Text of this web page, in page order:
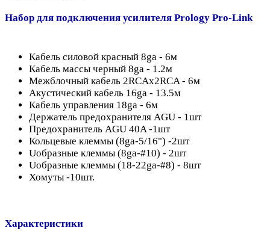
Набор для подключения усилителя Prology Pro-Link
Кабель силовой красный 8ga - 6м
Кабель массы черный 8ga - 1.2м
Межблочный кабель 2RCAx2RCA - 6м
Акустический кабель 16ga - 13.5м
Кабель управления 18ga - 6м
Держатель предохранителя AGU - 1шт
Предохранитель AGU 40A -1шт
Кольцевые клеммы (8ga-5/16") -2шт
Uобразные клеммы (8ga-#10) - 2шт
Uобразные клеммы (18-22ga-#8) - 8шт
Хомуты -10шт.
Характеристики